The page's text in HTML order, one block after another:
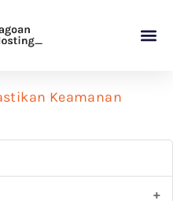
Keamanan